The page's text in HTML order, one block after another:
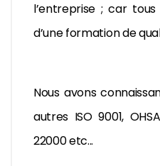
l’entreprise ; car
d’une formation de
Nous avons
autres ISO 9001,
22000etc...